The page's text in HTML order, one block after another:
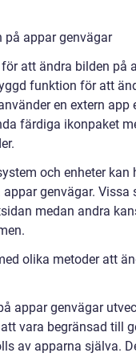
på appar genvägar
att ändra bilden på
funktion för att
en extern app
färdiga ikonpaket
och enheter kan
genvägar. Vissa
medan andra
olika metoder att
appar genvägar
vara begränsad till
av apparna själva.